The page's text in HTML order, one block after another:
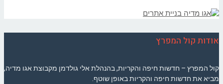
אודות קול המפרץ
קול המפרץ – חדשות חיפה והקריות, בהנהלת אלי גולדמן מקבוצת אגו מדיה,
מביא את חדשות חיפה והקריות באופן שוטף.